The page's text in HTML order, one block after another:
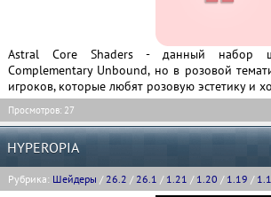
Astral Core Shaders - данный набор
Complementary Unbound, но в розовой
игроков, которые любят розовую эстетику и
Просмотров: 27
HYPEROPIA
Рубрика: Шейдеры /26.2 /26.1 / 1.21 / 1.20 / 1.19 /